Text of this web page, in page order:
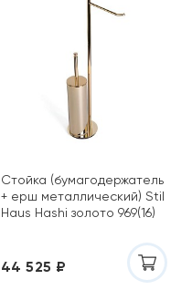
Стойка (бумагодержатель
+ ерш металлический) Stil
Haus Hashi золото 969(16)
44 525 ₽